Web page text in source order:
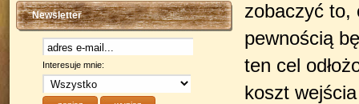
Newsletter
Interesuje mnie:
zobaczyć to,
pewnością
ten cel
koszt